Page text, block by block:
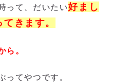
って、だいたい好まし
きます。
ら。
ってやつです。